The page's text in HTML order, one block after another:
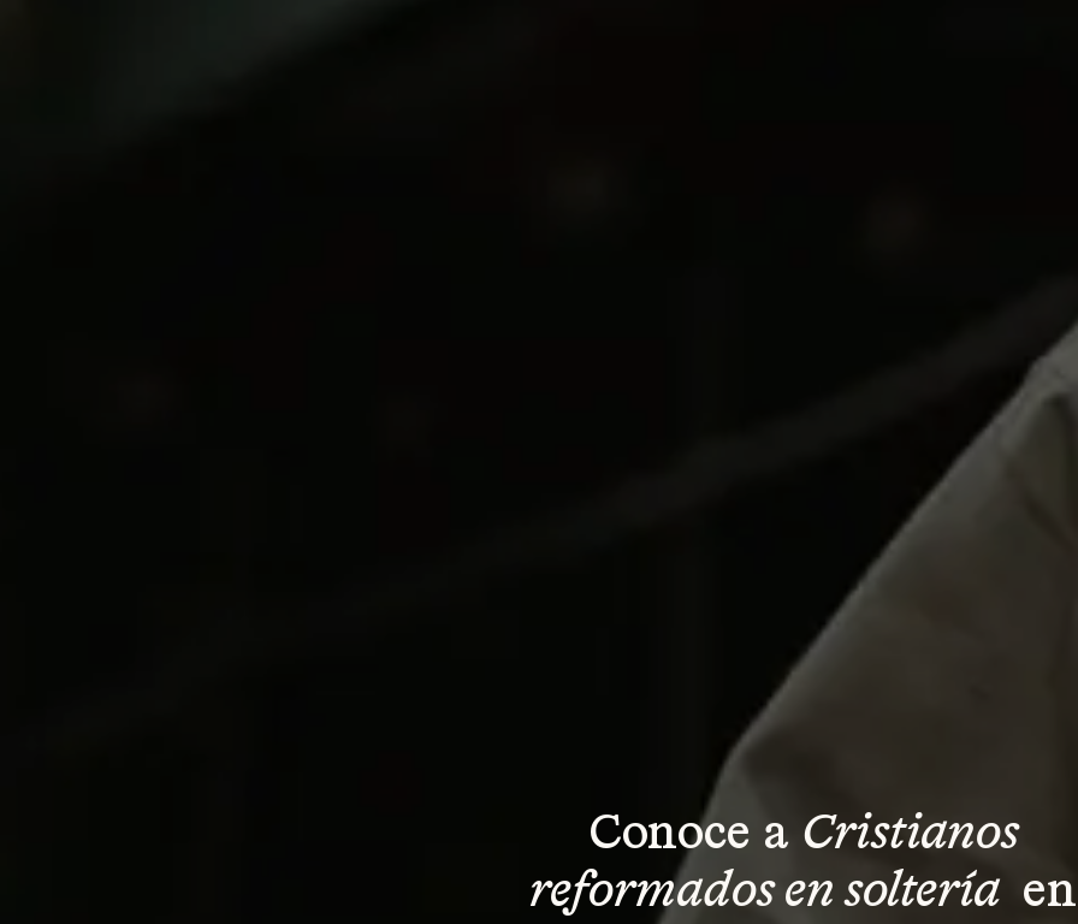
Conoce a Cristianos
reformados en soltería